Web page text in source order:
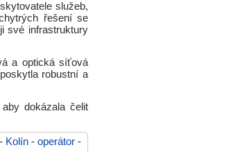
služeb,
řešení se
své infrastruktury
a optická síťová
robustní a
dokázala čelit
- Kolín - operátor -